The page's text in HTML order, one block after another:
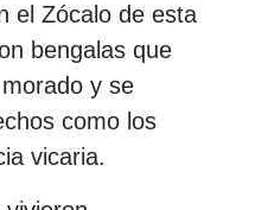
el Zócalo de esta
bengalas que
y se
como los
vicaria.